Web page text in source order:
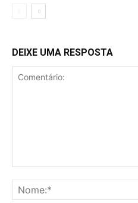
DEIXE UMA RESPOSTA